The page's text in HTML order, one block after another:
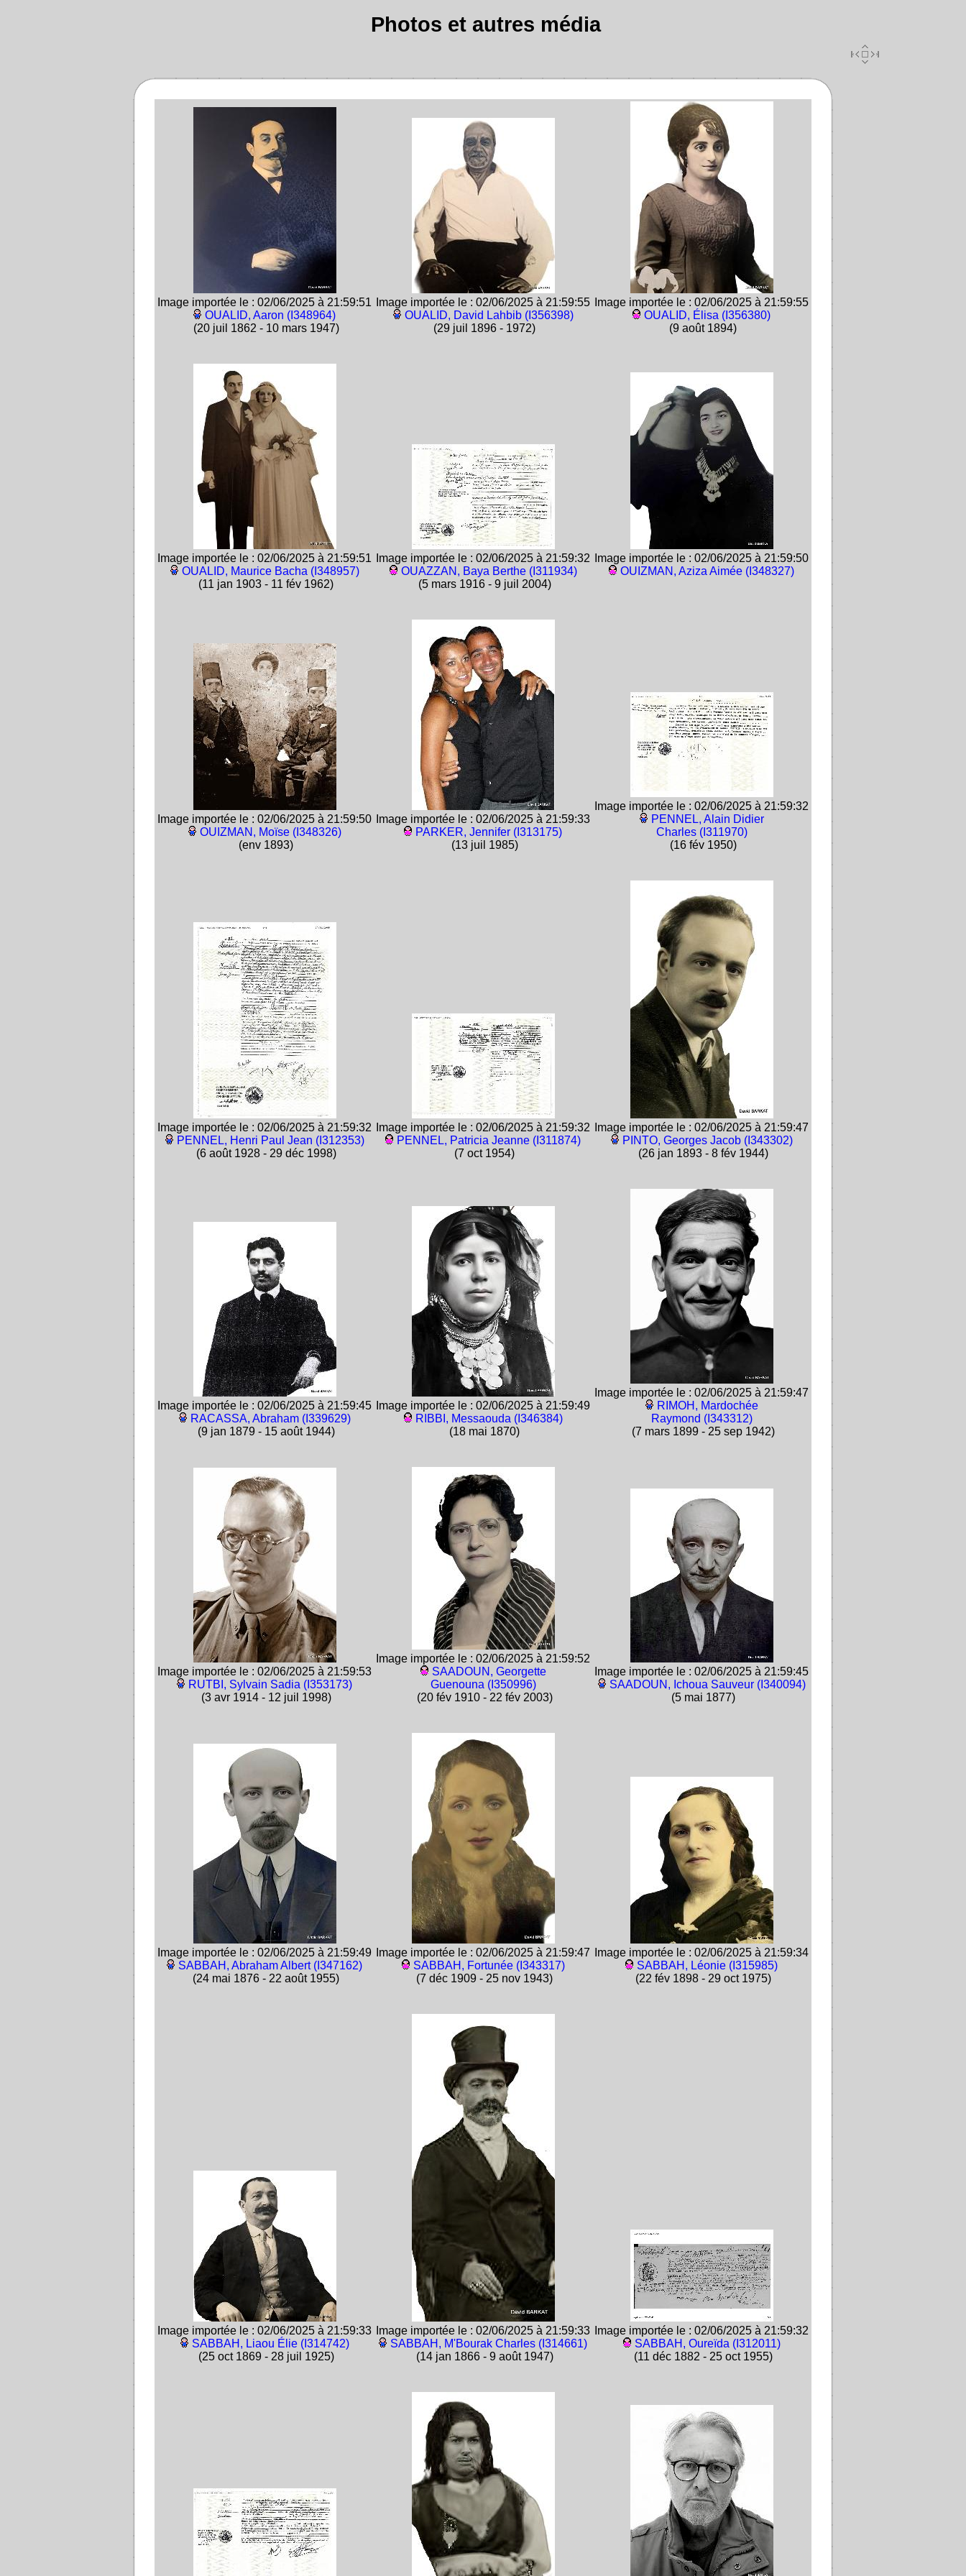
Photos et autres média
Image importée le : 02/06/2025 à 21:59:51
OUALID, Aaron (I348964)
(20 juil 1862 - 10 mars 1947)
Image importée le : 02/06/2025 à 21:59:55
OUALID, David Lahbib (I356398)
(29 juil 1896 - 1972)
Image importée le : 02/06/2025 à 21:59:55
OUALID, Élisa (I356380)
(9 août 1894)
Image importée le : 02/06/2025 à 21:59:51
OUALID, Maurice Bacha (I348957)
(11 jan 1903 - 11 fév 1962)
Image importée le : 02/06/2025 à 21:59:32
OUAZZAN, Baya Berthe (I311934)
(5 mars 1916 - 9 juil 2004)
Image importée le : 02/06/2025 à 21:59:50
OUIZMAN, Aziza Aimée (I348327)
Image importée le : 02/06/2025 à 21:59:50
OUIZMAN, Moïse (I348326)
(env 1893)
Image importée le : 02/06/2025 à 21:59:33
PARKER, Jennifer (I313175)
(13 juil 1985)
Image importée le : 02/06/2025 à 21:59:32
PENNEL, Alain Didier
Charles (I311970)
(16 fév 1950)
Image importée le : 02/06/2025 à 21:59:32
PENNEL, Henri Paul Jean (I312353)
(6 août 1928 - 29 déc 1998)
Image importée le : 02/06/2025 à 21:59:32
PENNEL, Patricia Jeanne (I311874)
(7 oct 1954)
Image importée le : 02/06/2025 à 21:59:47
PINTO, Georges Jacob (I343302)
(26 jan 1893 - 8 fév 1944)
Image importée le : 02/06/2025 à 21:59:45
RACASSA, Abraham (I339629)
(9 jan 1879 - 15 août 1944)
Image importée le : 02/06/2025 à 21:59:49
RIBBI, Messaouda (I346384)
(18 mai 1870)
Image importée le : 02/06/2025 à 21:59:47
RIMOH, Mardochée
Raymond (I343312)
(7 mars 1899 - 25 sep 1942)
Image importée le : 02/06/2025 à 21:59:53
RUTBI, Sylvain Sadia (I353173)
(3 avr 1914 - 12 juil 1998)
Image importée le : 02/06/2025 à 21:59:52
SAADOUN, Georgette
Guenouna (I350996)
(20 fév 1910 - 22 fév 2003)
Image importée le : 02/06/2025 à 21:59:45
SAADOUN, Ichoua Sauveur (I340094)
(5 mai 1877)
Image importée le : 02/06/2025 à 21:59:49
SABBAH, Abraham Albert (I347162)
(24 mai 1876 - 22 août 1955)
Image importée le : 02/06/2025 à 21:59:47
SABBAH, Fortunée (I343317)
(7 déc 1909 - 25 nov 1943)
Image importée le : 02/06/2025 à 21:59:34
SABBAH, Léonie (I315985)
(22 fév 1898 - 29 oct 1975)
Image importée le : 02/06/2025 à 21:59:33
SABBAH, Liaou Élie (I314742)
(25 oct 1869 - 28 juil 1925)
Image importée le : 02/06/2025 à 21:59:33
SABBAH, M'Bourak Charles (I314661)
(14 jan 1866 - 9 août 1947)
Image importée le : 02/06/2025 à 21:59:32
SABBAH, Oureïda (I312011)
(11 déc 1882 - 25 oct 1955)